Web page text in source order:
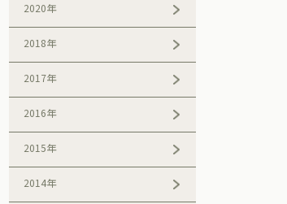
2020年
2018年
2017年
2016年
2015年
2014年